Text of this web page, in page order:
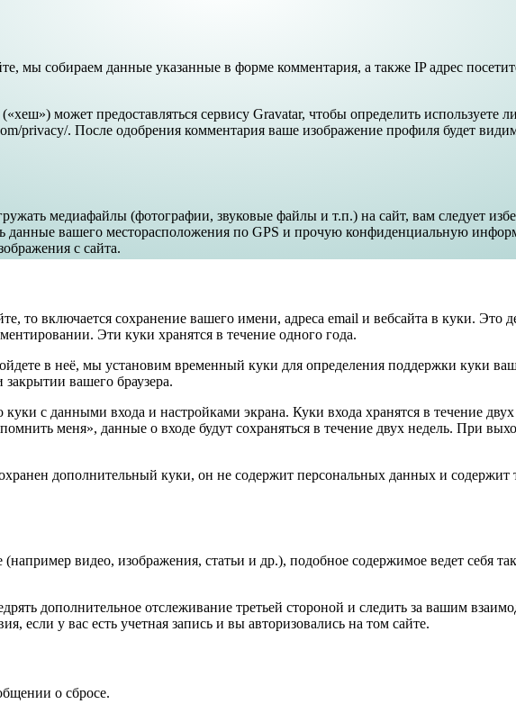
мы собираем данные указанные в форме комментария, а также IP адрес
может предоставляться сервису Gravatar, чтобы определить используете
privacy/. После одобрения комментария ваше изображение профиля будет
медиафайлы (фотографии, звуковые файлы и т.п.) на сайт, вам следует
данные вашего месторасположения по GPS и прочую конфиденциальную
с сайта.
то включается сохранение вашего имени, адреса email и вебсайта в куки. Это
Эти куки хранятся в течение одного года.
в неё, мы установим временный куки для определения поддержки куки
вашего браузера.
с данными входа и настройками экрана. Куки входа хранятся в течение
меня», данные о входе будут сохраняться в течение двух недель. При
дополнительный куки, он не содержит персональных данных и содержит
видео, изображения, статьи и др.), подобное содержимое ведет себя
дополнительное отслеживание третьей стороной и следить за вашим
у вас есть учетная запись и вы авторизовались на том сайте.
о сбросе.